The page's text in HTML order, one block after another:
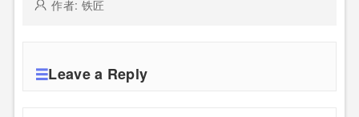
作者: 铁匠
Leave a Reply